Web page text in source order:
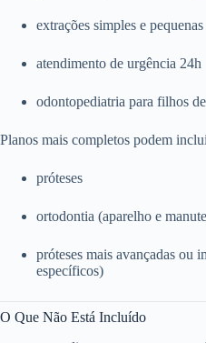
extrações simples e
atendimento de urgência 24h
odontopediatria para filhos
Planos mais completos podem
próteses
ortodontia (aparelho e
próteses mais avançadas ou
específicos)
O Que Não Está Incluído